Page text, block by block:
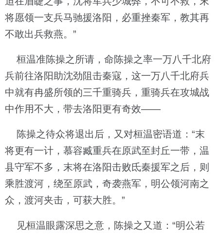
将愿领一支兵马驰援洛阳，必重挫秦军，教其再
不敢出兵救燕。”
桓温准陈操之所请，命陈操之率一万八千北府
兵前往洛阳助沈劲阻击秦寇，这一万八千北府兵
中就有冉盛所领的三千重骑兵，重骑兵在攻城战
中作用不大，带去洛阳更有奇效——
陈操之待众将退出后，又对桓温密语道：“末
将更有一计，慕容臧重兵在原武至封丘一带，温
县守军不多，末将在洛阳击败氐秦援军之后，则
乘胜渡河，绕至原武，奇袭燕军，明公领河南之
众，渡河夹击，可获大胜。”
见桓温眼露深思之意，陈操之又道：“明公若